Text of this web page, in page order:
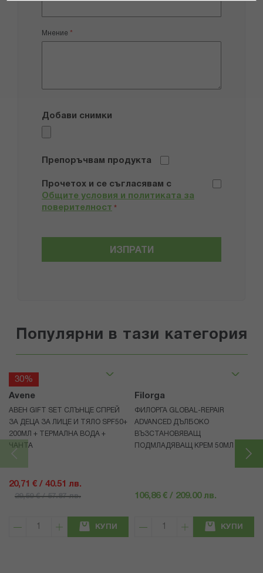
Мнение
Добави снимки
Препоръчвам продукта
Прочетох и се съгласявам с
Общите условия и политиката за
поверителност *
ИЗПРАТИ
Популярни в тази категория
30%
Avene
АВЕН GIFT SET СЛЪНЦЕ СПРЕЙ
ЗА ДЕЦА ЗА ЛИЦЕ И ТЯЛО SPF50+
200МЛ + ТЕРМАЛНА ВОДА +
ЧАНТА
20,71 € / 40.51 лв.
29,59 € / 57.87 лв.
КУПИ
Filorga
ФИЛОРГА GLOBAL-REPAIR
ADVANCED ДЪЛБОКО
ВЪЗСТАНОВЯВАЩ
ПОДМЛАДЯВАЩ КРЕМ 50МЛ
106,86 € / 209.00 лв.
КУПИ